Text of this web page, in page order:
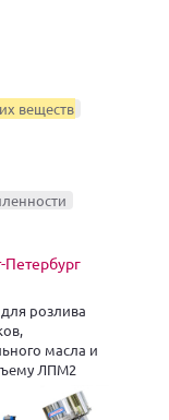
веществ
розлива
масла и
ЛПМ2